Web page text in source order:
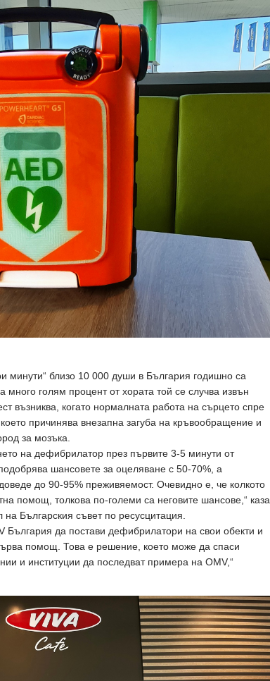
минути“ близо 10 000 души в България годишно са
много голям процент от хората той се случва извън
възниква, когато нормалната работа на сърцето спре
причинява внезапна загуба на кръвообращение и
за мозъка.
на дефибрилатор през първите 3-5 минути от
шансовете за оцеляване с 50-70%, а
до 90-95% преживяемост. Очевидно е, че колкото
помощ, толкова по-големи са неговите шансове,“ каза
Българския съвет по ресусцитация.
България да постави дефибрилатори на свои обекти и
помощ. Това е решение, което може да спаси
и институции да последват примера на OMV,“